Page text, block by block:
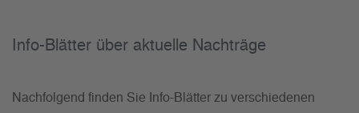
Info-Blätter über aktuelle Nachträge
Nachfolgend finden Sie Info-Blätter zu verschiedenen